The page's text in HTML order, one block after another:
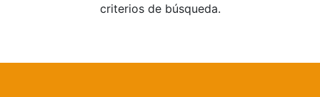
criterios de búsqueda.